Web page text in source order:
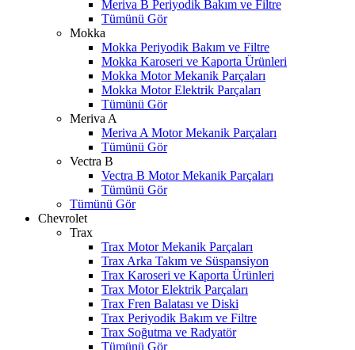
Meriva B Periyodik Bakım ve Filtre
Tümünü Gör
Mokka
Mokka Periyodik Bakım ve Filtre
Mokka Karoseri ve Kaporta Ürünleri
Mokka Motor Mekanik Parçaları
Mokka Motor Elektrik Parçaları
Tümünü Gör
Meriva A
Meriva A Motor Mekanik Parçaları
Tümünü Gör
Vectra B
Vectra B Motor Mekanik Parçaları
Tümünü Gör
Tümünü Gör
Chevrolet
Trax
Trax Motor Mekanik Parçaları
Trax Arka Takım ve Süspansiyon
Trax Karoseri ve Kaporta Ürünleri
Trax Motor Elektrik Parçaları
Trax Fren Balatası ve Diski
Trax Periyodik Bakım ve Filtre
Trax Soğutma ve Radyatör
Tümünü Gör